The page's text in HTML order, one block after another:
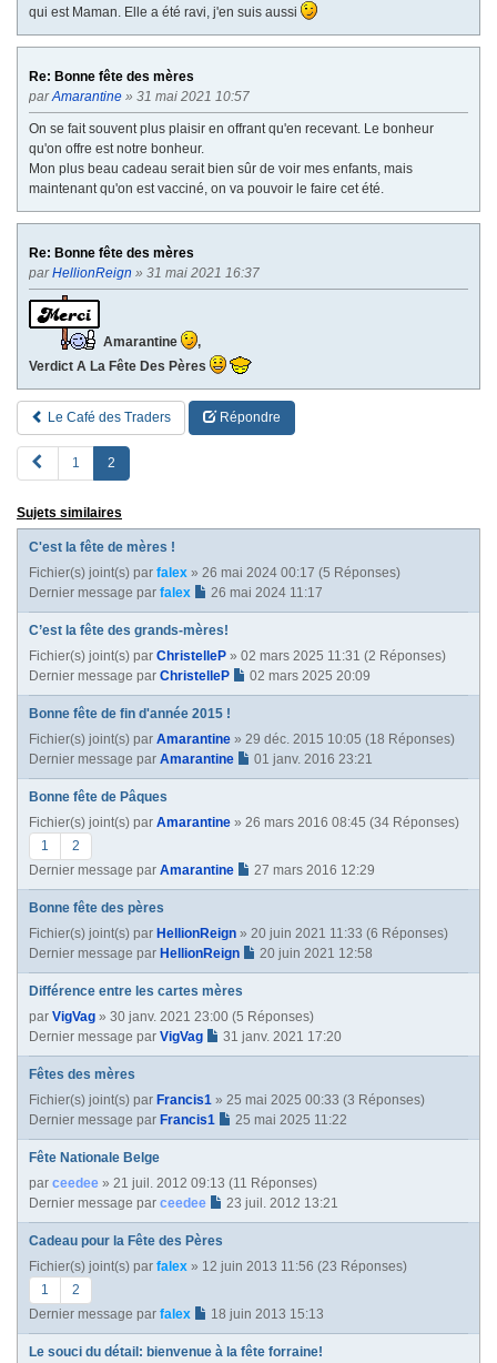
qui est Maman. Elle a été ravi, j'en suis aussi
Re: Bonne fête des mères
parAmarantine » 31 mai 2021 10:57
On se fait souvent plus plaisir en offrant qu'en recevant. Le bonheur
qu'on offre est notre bonheur.
Mon plus beau cadeau serait bien sûr de voir mes enfants, mais
maintenant qu'on est vacciné, on va pouvoir le faire cet été.
Re: Bonne fête des mères
parHellionReign » 31 mai 2021 16:37
Amarantine
,
Verdict A La Fête Des Pères
Le Café des Traders Répondre
R
V
1 2
Sujets similaires
C'est la fête de mères !
Fichier(s) joint(s) par falex » 26 mai 2024 00:17 (5 Réponses)
Dernier message par falex 26 mai 2024 11:17
C’est la fête des grands-mères!
Fichier(s) joint(s) par ChristelleP » 02 mars 2025 11:31 (2 Réponses)
Dernier message par ChristelleP 02 mars 2025 20:09
Bonne fête de fin d'année 2015 !
Fichier(s) joint(s) par Amarantine » 29 déc. 2015 10:05 (18 Réponses)
Dernier message par Amarantine 01 janv. 2016 23:21
Bonne fête de Pâques
Fichier(s) joint(s) par Amarantine » 26 mars 2016 08:45 (34 Réponses)
1
2
Dernier message par Amarantine 27 mars 2016 12:29
Bonne fête des pères
Fichier(s) joint(s) par HellionReign » 20 juin 2021 11:33 (6 Réponses)
Dernier message par HellionReign 20 juin 2021 12:58
Différence entre les cartes mères
par VigVag » 30 janv. 2021 23:00 (5 Réponses)
Dernier message par VigVag 31 janv. 2021 17:20
Fêtes des mères
Fichier(s) joint(s) par Francis1 » 25 mai 2025 00:33 (3 Réponses)
Dernier message par Francis1 25 mai 2025 11:22
Fête Nationale Belge
par ceedee » 21 juil. 2012 09:13 (11 Réponses)
Dernier message par ceedee 23 juil. 2012 13:21
Cadeau pour la Fête des Pères
Fichier(s) joint(s) par falex » 12 juin 2013 11:56 (23 Réponses)
1
2
Dernier message par falex 18 juin 2013 15:13
Le souci du détail: bienvenue à la fête forraine!